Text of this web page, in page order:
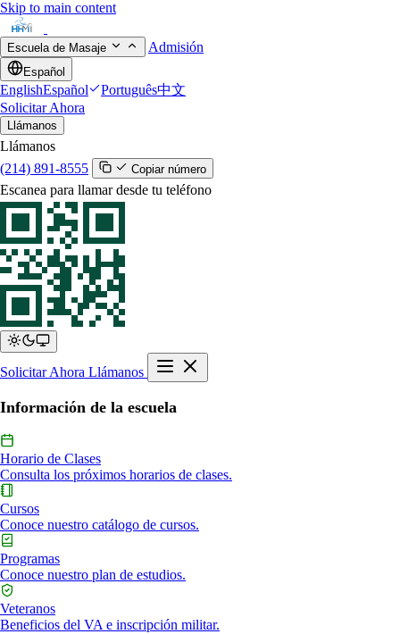
Skip to main content
Escuela de Masaje Admisión
Español
EnglishEspañol Português中文
Solicitar Ahora
Llámanos
Llámanos
(214) 891-8555
Copiar número
Escanea para llamar desde tu teléfono
Solicitar Ahora Llámanos
Información de la escuela
Horario de Clases
Consulta los próximos horarios de clases.
Cursos
Conoce nuestro catálogo de cursos.
Programas
Conoce nuestro plan de estudios.
Veteranos
Beneficios del VA e inscripción militar.